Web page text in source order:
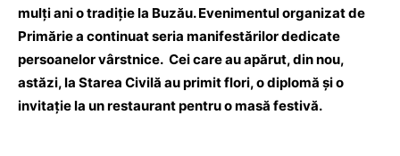
mulți ani o tradiție la Buzău. Evenimentul organizat de
Primărie a continuat seria manifestărilor dedicate
persoanelor vârstnice. Cei care au apărut, din nou,
astăzi, la Starea Civilă au primit flori, o diplomă şi o
invitaţie la un restaurant pentru o masă festivă.